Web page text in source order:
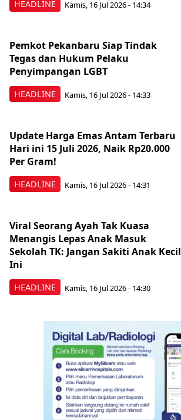
HEADLINE Kamis, 16 Jul 2026 - 14:34
HEADLINE
Pemkot Pekanbaru Siap Tindak
Tegas dan Hukum Pelaku
Penyimpangan LGBT
Kamis, 16 Jul 2026 - 14:33
HEADLINE
Update Harga Emas Antam Terbaru
Hari ini 15 Juli 2026, Naik Rp20.000
Per Gram!
Kamis, 16 Jul 2026 - 14:31
HEADLINE
Viral Seorang Ayah Tak Kuasa
Menangis Lepas Anak Masuk
Sekolah TK: Jangan Sakiti Anak Kecil
Ini
Kamis, 16 Jul 2026 - 14:30